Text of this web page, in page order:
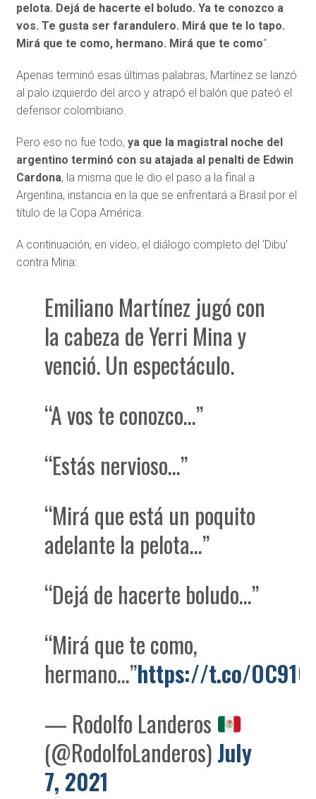
pelota. Dejá de hacerte el boludo. Ya te conozco a
vos. Te gusta ser farandulero. Mirá que te lo tapo.
Mirá que te como, hermano. Mirá que te como“.
Apenas terminó esas últimas palabras, Martínez se lanzó
al palo izquierdo del arco y atrapó el balón que pateó el
defensor colombiano.
Pero eso no fue todo, ya que la magistral noche del
argentino terminó con su atajada al penalti de Edwin
Cardona, la misma que le dio el paso a la final a
Argentina, instancia en la que se enfrentará a Brasil por el
título de la Copa América.
A continuación, en video, el diálogo completo del ‘Dibu’
contra Mina:
Emiliano Martínez jugó con
la cabeza de Yerri Mina y
venció. Un espectáculo.
“A vos te conozco…”
“Estás nervioso…”
“Mirá que está un poquito
adelante la pelota…”
“Dejá de hacerte boludo…”
“Mirá que te como,
hermano…”https://t.co/
— Rodolfo Landeros
(@RodolfoLanderos)July
7, 2021